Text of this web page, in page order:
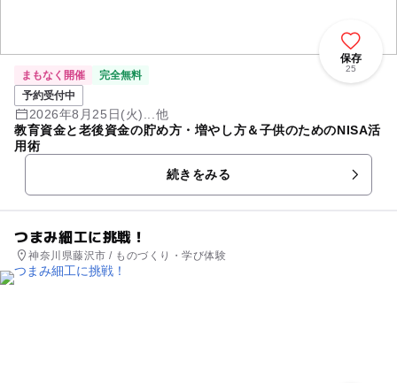
保存
25
まもなく開催
完全無料
予約受付中
2026年8月25日(火)...他
教育資金と老後資金の貯め方・増やし方＆子供のためのNISA活
用術
続きをみる
つまみ細工に挑戦！
神奈川県藤沢市 / ものづくり・学び体験